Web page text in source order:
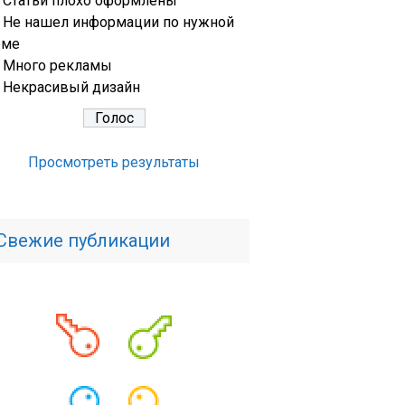
Не нашел информации по нужной
Много рекламы
Некрасивый дизайн
Просмотреть результаты
публикации